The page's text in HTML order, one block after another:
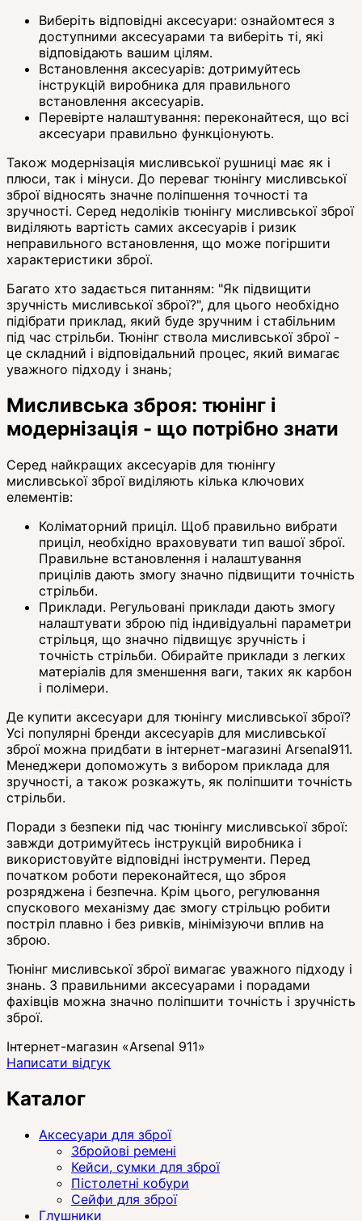
Виберіть відповідні аксесуари: ознайомтеся з
доступними аксесуарами та виберіть ті, які
відповідають вашим цілям.
Встановлення аксесуарів: дотримуйтесь
інструкцій виробника для правильного
встановлення аксесуарів.
Перевірте налаштування: переконайтеся, що всі
аксесуари правильно функціонують.
Також модернізація мисливської рушниці має як і
плюси, так і мінуси. До переваг тюнінгу мисливської
зброї відносять значне поліпшення точності та
зручності. Серед недоліків тюнінгу мисливської зброї
виділяють вартість самих аксесуарів і ризик
неправильного встановлення, що може погіршити
характеристики зброї.
Багато хто задається питанням: "Як підвищити
зручність мисливської зброї?", для цього необхідно
підібрати приклад, який буде зручним і стабільним
під час стрільби. Тюнінг ствола мисливської зброї -
це складний і відповідальний процес, який вимагає
уважного підходу і знань;
Мисливська зброя: тюнінг і
модернізація - що потрібно знати
Серед найкращих аксесуарів для тюнінгу
мисливської зброї виділяють кілька ключових
елементів:
Коліматорний приціл. Щоб правильно вибрати
приціл, необхідно враховувати тип вашої зброї.
Правильне встановлення і налаштування
прицілів дають змогу значно підвищити точність
стрільби.
Приклади. Регульовані приклади дають змогу
налаштувати зброю під індивідуальні параметри
стрільця, що значно підвищує зручність і
точність стрільби. Обирайте приклади з легких
матеріалів для зменшення ваги, таких як карбон
і полімери.
Де купити аксесуари для тюнінгу мисливської зброї?
Усі популярні бренди аксесуарів для мисливської
зброї можна придбати в інтернет-магазині Arsenal911.
Менеджери допоможуть з вибором приклада для
зручності, а також розкажуть, як поліпшити точність
стрільби.
Поради з безпеки під час тюнінгу мисливської зброї:
завжди дотримуйтесь інструкцій виробника і
використовуйте відповідні інструменти. Перед
початком роботи переконайтеся, що зброя
розряджена і безпечна. Крім цього, регулювання
спускового механізму дає змогу стрільцю робити
постріл плавно і без ривків, мінімізуючи вплив на
зброю.
Тюнінг мисливської зброї вимагає уважного підходу і
знань. З правильними аксесуарами і порадами
фахівців можна значно поліпшити точність і зручність
зброї.
Інтернет-магазин «Arsenal 911»
Написати відгук
Каталог
Аксесуари для зброї
Збройові ремені
Кейси, сумки для зброї
Пістолетні кобури
Сейфи для зброї
Глушники